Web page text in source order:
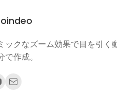
ックなズーム効果で目を引く
作成。